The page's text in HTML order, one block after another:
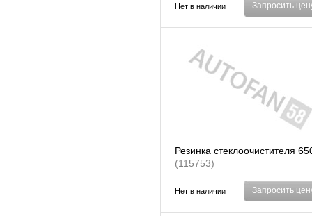
Нет в наличии Запросить
Резинка стеклоочистителя
(115753)
Нет в наличии Запросить